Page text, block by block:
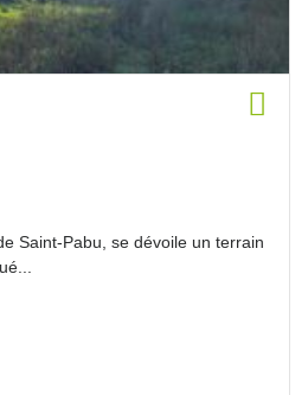
Saint-Pabu, se dévoile un terrain